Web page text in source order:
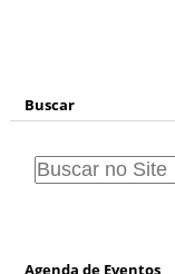
Buscar
Agenda de Eventos